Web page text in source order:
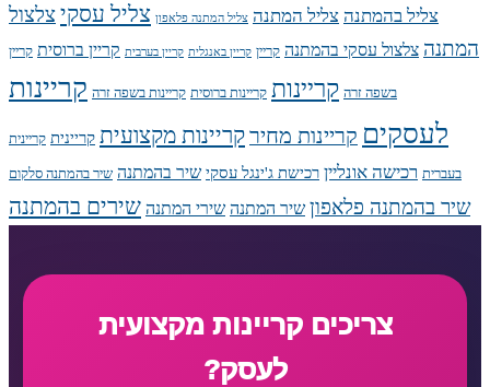
צליל בהמתנה צליל המתנה צליל המתנה פלאפון צליל עסקיצלצול
המתנה צלצול עסקי בהמתנה קריין קריין באנגלית קריין בערבית קריין ברוסית קריין
בשפה זרה קריינות קריינות ברוסית קריינות בשפה זרה קריינות
לעסקים קריינות מחירקריינות מקצועית קריינית קריינית
בעברית רכישה אונליין רכישת ג'ינגל עסקי שיר בהמתנה שיר בהמתנה סלקום
שיר בהמתנה פלאפון שיר המתנה שירי המתנה שירים בהמתנה
צריכים קריינות מקצועית
לעסק?